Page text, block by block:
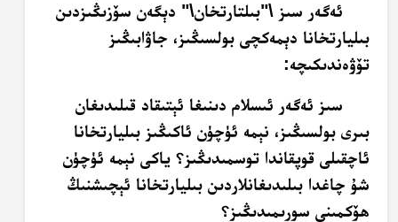
ئەگەر سىز \"بىلتارتخان\" دېگەن سۆزىڭىزدىن
بىليارتخانا دېمەكچى بولسىڭىز، جاۋابىڭىز
تۆۋەندىكىچە:
سىز ئەگەر ئىسلام دىنىغا ئېتىقاد قىلىدىغان
بىرى بولسىڭىز، نېمە ئۈچۈن ئاكىڭىز بىليارتخانا
ئاچقىلى قوپقاندا توسمىدىڭىز؟ ياكى نېمە ئۈچۈن
شۇ چاغدا بىلىدىغانلاردىن بىليارتخانا ئېچىشنىڭ
ھۆكمىنى سورىمىدىڭىز؟